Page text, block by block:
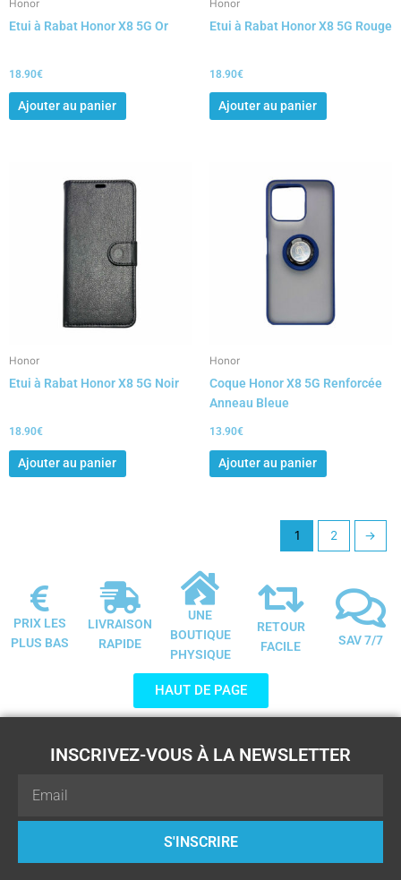
Honor
Etui à Rabat Honor X8 5G Or
18.90€
Ajouter au panier
Honor
Etui à Rabat Honor X8 5G Rouge
18.90€
Ajouter au panier
Honor
Etui à Rabat Honor X8 5G Noir
18.90€
Ajouter au panier
Honor
Coque Honor X8 5G Renforcée
Anneau Bleue
13.90€
Ajouter au panier
1 2 →
PRIX LES
PLUS BAS
LIVRAISON
RAPIDE
UNE
BOUTIQUE
PHYSIQUE
RETOUR
FACILE
SAV 7/7
HAUT DE PAGE
INSCRIVEZ-VOUS À LA NEWSLETTER
S'INSCRIRE